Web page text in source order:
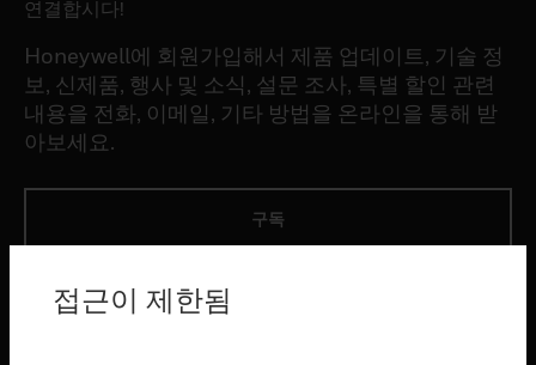
연결합시다!
Honeywell에 회원가입해서 제품 업데이트, 기술 정
보, 신제품, 행사 및 소식, 설문 조사, 특별 할인 관련
내용을 전화, 이메일, 기타 방법을 온라인을 통해 받
아보세요.
구독
제품접근이 제한됨